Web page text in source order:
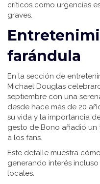
críticos como urgencias
graves.
farándula
En la sección de
Michael Douglas
septiembre con una
desde hace más de 20
su vida y la importancia
gesto de Bono añadió
a los fans.
Este detalle muestra
generando interés
locales.